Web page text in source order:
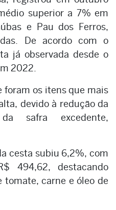
superior a 7% em
e Pau dos Ferros,
De acordo com o
já observada desde o
2022.
foram os itens que mais
devido à redução da
safra excedente,
cesta subiu 6,2%, com
494,62, destacando
tomate, carne e óleo de